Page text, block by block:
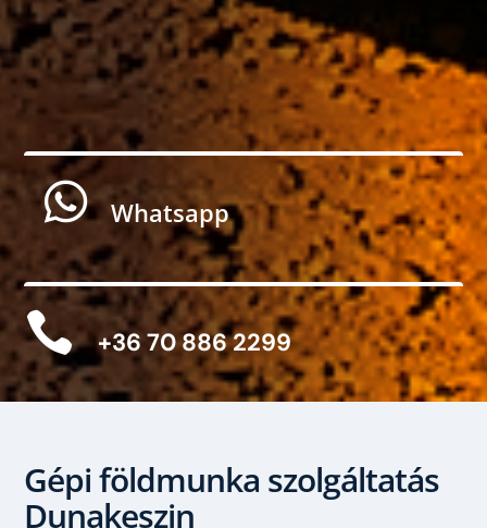
 Whatsapp
 +36 70 886 2299
Gépi földmunka szolgáltatás
Dunakeszin